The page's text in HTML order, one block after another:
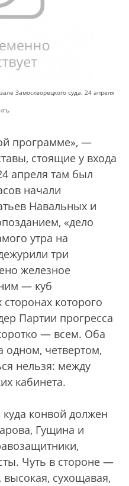
Замоскворецкого суда. 24 апреля
программе», —
стоящие у входа
апреля там был
начали
Навальных и
«дело
утра на
три
железное
— куб
которого
Партии прогресса
— всем. Оба
одном, четвертом,
нельзя: между
кабинета.
конвой должен
Гущина и
Чуть в стороне —
высокая, сухощавая,